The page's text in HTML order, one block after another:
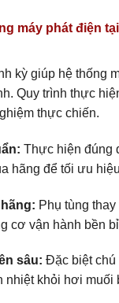
máy phát điện
kỳ giúp hệ thống
Quy trình thực
thực chiến.
Thực hiện đúng
hãng để tối ưu
Phụ tùng
cơ vận hành bền
sâu: Đặc biệt chú
nhiệt khỏi hơi muối